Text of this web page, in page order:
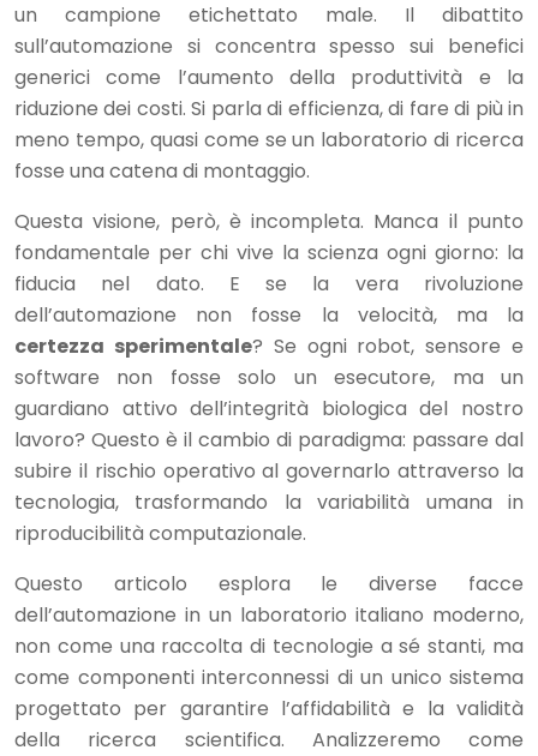
un campione etichettato male. Il dibattito
sull’automazione si concentra spesso sui benefici
generici come l’aumento della produttività e la
riduzione dei costi. Si parla di efficienza, di fare di più in
meno tempo, quasi come se un laboratorio di ricerca
fosse una catena di montaggio.
Questa visione, però, è incompleta. Manca il punto
fondamentale per chi vive la scienza ogni giorno: la
fiducia nel dato. E se la vera rivoluzione
dell’automazione non fosse la velocità, ma la
certezza sperimentale? Se ogni robot, sensore e
software non fosse solo un esecutore, ma un
guardiano attivo dell’integrità biologica del nostro
lavoro? Questo è il cambio di paradigma: passare dal
subire il rischio operativo al governarlo attraverso la
tecnologia, trasformando la variabilità umana in
riproducibilità computazionale.
Questo articolo esplora le diverse facce
dell’automazione in un laboratorio italiano moderno,
non come una raccolta di tecnologie a sé stanti, ma
come componenti interconnessi di un unico sistema
progettato per garantire l’affidabilità e la validità
della ricerca scientifica. Analizzeremo come